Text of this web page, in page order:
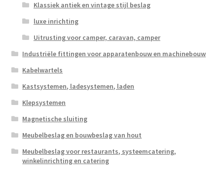
Klassiek antiek en vintage stijl beslag
luxe inrichting
Uitrusting voor camper, caravan, camper
Industriële fittingen voor apparatenbouw en machinebouw
Kabelwartels
Kastsystemen, ladesystemen, laden
Klepsystemen
Magnetische sluiting
Meubelbeslag en bouwbeslag van hout
Meubelbeslag voor restaurants, systeemcatering,
winkelinrichting en catering